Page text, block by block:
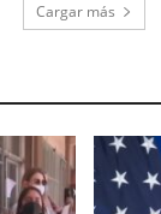
Cargar más